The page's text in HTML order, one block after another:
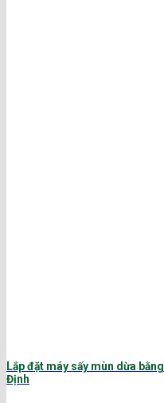
Lắp đặt máy sấy mùn dừa
Định